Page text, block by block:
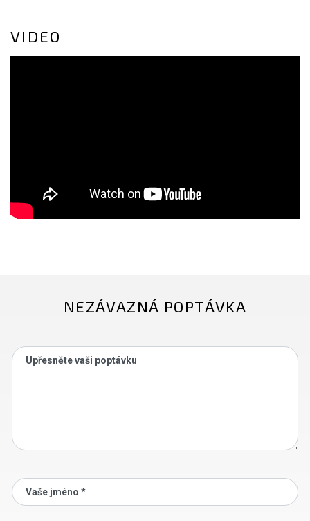
VIDEO
NEZÁVAZNÁ POPTÁVKA
Upřesněte vaši poptávku
Vaše jméno *